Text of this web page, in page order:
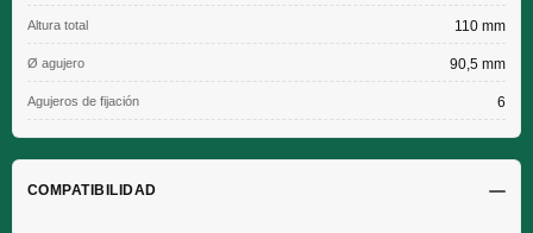
Altura total 110 mm
Ø agujero 90,5 mm
Agujeros de fijación 6
COMPATIBILIDAD